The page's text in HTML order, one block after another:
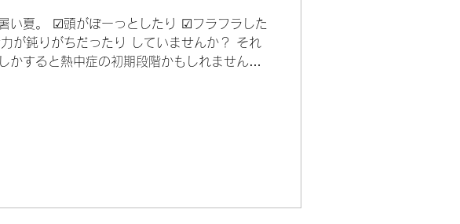
い夏。 ☑頭がぼーっとしたり ☑フラフラした
が鈍りがちだったり していませんか？ それ
かすると熱中症の初期段階かもしれません